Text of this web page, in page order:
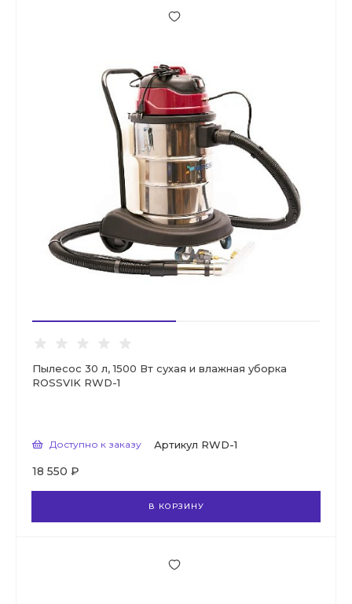
Пылесос 30 л, 1500 Вт сухая и влажная уборка
ROSSVIK RWD-1
Доступно к заказу Артикул RWD-1
18 550 ₽
В КОРЗИНУ